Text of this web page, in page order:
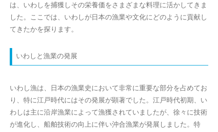
は、いわしを捕獲しその栄養価をさまざまな料理に活かしてきま
した。ここでは、いわしが日本の漁業や文化にどのように貢献し
てきたかを探ります。
いわしと漁業の発展
いわし漁は、日本の漁業史において非常に重要な部分を占めてお
り、特に江戸時代にはその発展が顕著でした。江戸時代初期、い
わしは主に沿岸漁業によって漁獲されていましたが、徐々に技術
が進化し、船舶技術の向上に伴い沖合漁業が発展しました。特